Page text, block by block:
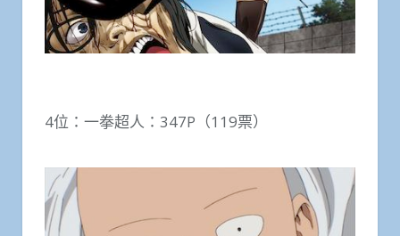
4位：一拳超人：347P（119票）